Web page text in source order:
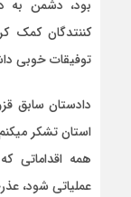
بود، دشمن به
کننتدگان کمک
توفیقات خوبی
دادستان سابق
استان تشکر
همه اقداماتی
عملیاتی شود،